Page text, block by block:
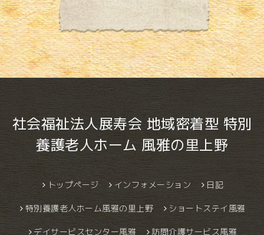
社会福祉法人展寿会 地域密着型 特別
養護老人ホーム 風雅の里上野
トップページ インフォメーション 日記
特別養護老人ホーム風雅の里上野 ショートステイ風雅
デイサービスセンター風雅 訪問介護サービス風雅